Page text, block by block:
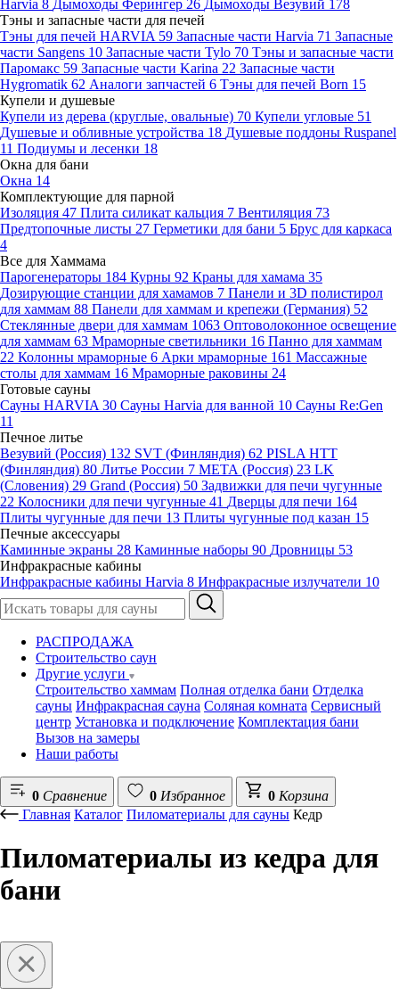
Harvia 8 Дымоходы Ферингер 26 Дымоходы Везувий 178
Тэны и запасные части для печей
Тэны для печей HARVIA 59 Запасные части Harvia 71 Запасные
части Sangens 10 Запасные части Tylo 70 Тэны и запасные части
Паромакс 59 Запасные части Karina 22 Запасные части
Hygromatik 62 Аналоги запчастей 6 Тэны для печей Born 15
Купели и душевые
Купели из дерева (круглые, овальные) 70 Купели угловые 51
Душевые и обливные устройства 18 Душевые поддоны Ruspanel
11 Подиумы и лесенки 18
Окна для бани
Окна 14
Комплектующие для парной
Изоляция 47 Плита силикат кальция 7 Вентиляция 73
Предтопочные листы 27 Герметики для бани 5 Брус для каркаса
4
Все для Хаммама
Парогенераторы 184 Курны 92 Краны для хамама 35
Дозирующие станции для хамамов 7 Панели и 3D полистирол
для хаммам 88 Панели для хаммам и крепежи (Германия) 52
Стеклянные двери для хаммам 1063 Оптоволоконное освещение
для хаммам 63 Мраморные светильники 16 Панно для хаммам
22 Колонны мраморные 6 Арки мраморные 161 Массажные
столы для хаммам 16 Мраморные раковины 24
Готовые сауны
Сауны HARVIA 30 Сауны Harvia для ванной 10 Сауны Re:Gen
11
Печное литье
Везувий (Россия) 132 SVT (Финляндия) 62 PISLA HTT
(Финляндия) 80 Литье России 7 МЕТА (Россия) 23 LK
(Словения) 29 Grand (Россия) 50 Задвижки для печи чугунные
22 Колосники для печи чугунные 41 Дверцы для печи 164
Плиты чугунные для печи 13 Плиты чугунные под казан 15
Печные аксессуары
Каминные экраны 28 Каминные наборы 90 Дровницы 53
Инфракрасные кабины
Инфракрасные кабины Harvia 8 Инфракрасные излучатели 10
РАСПРОДАЖА
Строительство саун
Другие услуги
Строительство хаммам Полная отделка бани Отделка
сауны Инфракрасная сауна Соляная комната Сервисный
центр Установка и подключение Комплектация бани
Вызов на замеры
Наши работы
0 Сравнение 0 Избранное 0 Корзина
Главная Каталог Пиломатериалы для сауны Кедр
Пиломатериалы из кедра для
бани